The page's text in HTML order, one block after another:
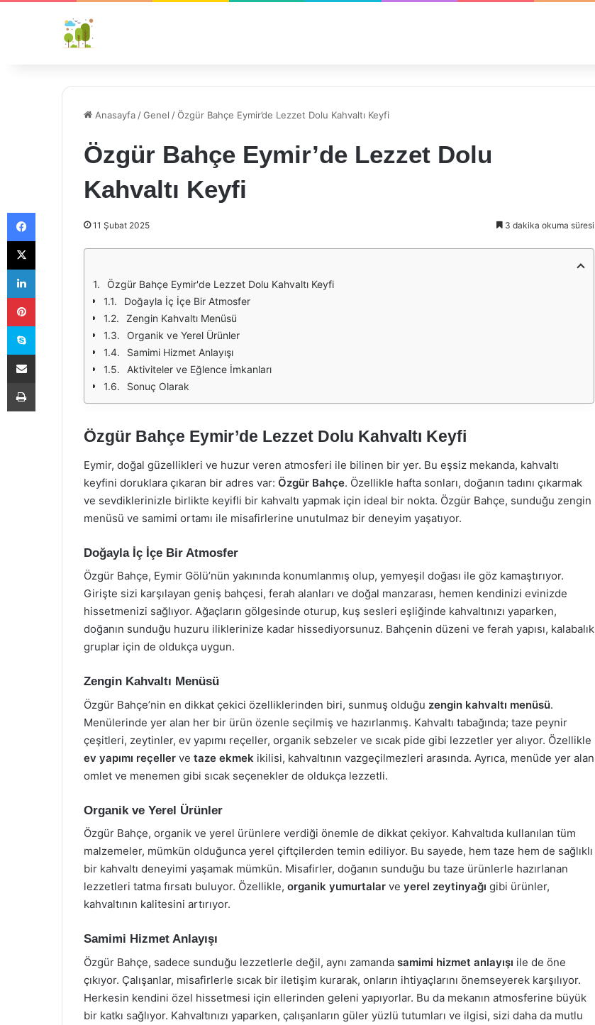
Anasayfa /Genel /Özgür Bahçe Eymir’de Lezzet Dolu Kahvaltı Keyfi
Özgür Bahçe Eymir’de Lezzet Dolu
Kahvaltı Keyfi
11 Şubat 2025 3 dakika okuma süresi
Özgür Bahçe Eymir'de Lezzet Dolu Kahvaltı Keyfi
Doğayla İç İçe Bir Atmosfer
Zengin Kahvaltı Menüsü
Organik ve Yerel Ürünler
Samimi Hizmet Anlayışı
Aktiviteler ve Eğlence İmkanları
Sonuç Olarak
Özgür Bahçe Eymir’de Lezzet Dolu Kahvaltı Keyfi
Eymir, doğal güzellikleri ve huzur veren atmosferi ile bilinen bir yer. Bu eşsiz mekanda, kahvaltı
keyfini doruklara çıkaran bir adres var: Özgür Bahçe. Özellikle hafta sonları, doğanın tadını çıkarmak
ve sevdiklerinizle birlikte keyifli bir kahvaltı yapmak için ideal bir nokta. Özgür Bahçe, sunduğu zengin
menüsü ve samimi ortamı ile misafirlerine unutulmaz bir deneyim yaşatıyor.
Doğayla İç İçe Bir Atmosfer
Özgür Bahçe, Eymir Gölü’nün yakınında konumlanmış olup, yemyeşil doğası ile göz kamaştırıyor.
Girişte sizi karşılayan geniş bahçesi, ferah alanları ve doğal manzarası, hemen kendinizi evinizde
hissetmenizi sağlıyor. Ağaçların gölgesinde oturup, kuş sesleri eşliğinde kahvaltınızı yaparken,
doğanın sunduğu huzuru iliklerinize kadar hissediyorsunuz. Bahçenin düzeni ve ferah yapısı, kalabalık
gruplar için de oldukça uygun.
Zengin Kahvaltı Menüsü
Özgür Bahçe’nin en dikkat çekici özelliklerinden biri, sunmuş olduğu zengin kahvaltı menüsü.
Menülerinde yer alan her bir ürün özenle seçilmiş ve hazırlanmış. Kahvaltı tabağında; taze peynir
çeşitleri, zeytinler, ev yapımı reçeller, organik sebzeler ve sıcak pide gibi lezzetler yer alıyor. Özellikle
ev yapımı reçeller ve taze ekmek ikilisi, kahvaltının vazgeçilmezleri arasında. Ayrıca, menüde yer alan
omlet ve menemen gibi sıcak seçenekler de oldukça lezzetli.
Organik ve Yerel Ürünler
Özgür Bahçe, organik ve yerel ürünlere verdiği önemle de dikkat çekiyor. Kahvaltıda kullanılan tüm
malzemeler, mümkün olduğunca yerel çiftçilerden temin ediliyor. Bu sayede, hem taze hem de sağlıklı
bir kahvaltı deneyimi yaşamak mümkün. Misafirler, doğanın sunduğu bu taze ürünlerle hazırlanan
lezzetleri tatma fırsatı buluyor. Özellikle, organik yumurtalar ve yerel zeytinyağı gibi ürünler,
kahvaltının kalitesini artırıyor.
Samimi Hizmet Anlayışı
Özgür Bahçe, sadece sunduğu lezzetlerle değil, aynı zamanda samimi hizmet anlayışı ile de öne
çıkıyor. Çalışanlar, misafirlerle sıcak bir iletişim kurarak, onların ihtiyaçlarını önemseyerek karşılıyor.
Herkesin kendini özel hissetmesi için ellerinden geleni yapıyorlar. Bu da mekanın atmosferine büyük
bir katkı sağlıyor. Kahvaltınızı yaparken, çalışanların güler yüzlü tutumları ve ilgisi, sizi daha da mutlu
Facebook
X
LinkedIn
Pinterest
Skype
E-Posta ile paylaş